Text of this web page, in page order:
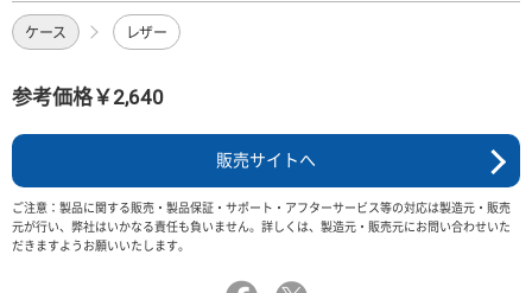
ケース レザー
参考価格￥2,640
販売サイトへ
ご注意：製品に関する販売・製品保証・サポート・アフターサービス等の対応は製造元・販売
元が行い、弊社はいかなる責任も負いません。詳しくは、製造元・販売元にお問い合わせいた
だきますようお願いいたします。